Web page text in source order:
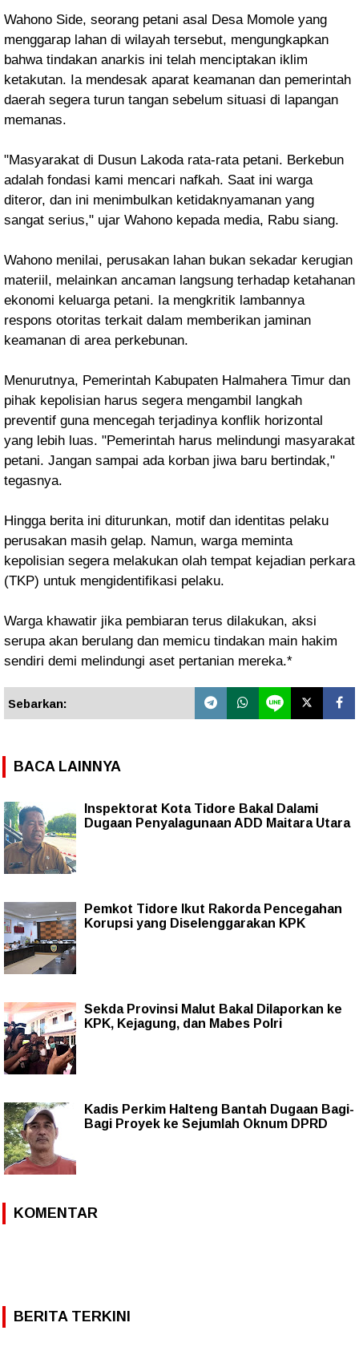
Wahono Side, seorang petani asal Desa Momole yang
menggarap lahan di wilayah tersebut, mengungkapkan
bahwa tindakan anarkis ini telah menciptakan iklim
ketakutan. Ia mendesak aparat keamanan dan pemerintah
daerah segera turun tangan sebelum situasi di lapangan
memanas.
"Masyarakat di Dusun Lakoda rata-rata petani. Berkebun
adalah fondasi kami mencari nafkah. Saat ini warga
diteror, dan ini menimbulkan ketidaknyamanan yang
sangat serius," ujar Wahono kepada media, Rabu siang.
Wahono menilai, perusakan lahan bukan sekadar kerugian
materiil, melainkan ancaman langsung terhadap ketahanan
ekonomi keluarga petani. Ia mengkritik lambannya
respons otoritas terkait dalam memberikan jaminan
keamanan di area perkebunan.
Menurutnya, Pemerintah Kabupaten Halmahera Timur dan
pihak kepolisian harus segera mengambil langkah
preventif guna mencegah terjadinya konflik horizontal
yang lebih luas. "Pemerintah harus melindungi masyarakat
petani. Jangan sampai ada korban jiwa baru bertindak,"
tegasnya.
Hingga berita ini diturunkan, motif dan identitas pelaku
perusakan masih gelap. Namun, warga meminta
kepolisian segera melakukan olah tempat kejadian perkara
(TKP) untuk mengidentifikasi pelaku.
Warga khawatir jika pembiaran terus dilakukan, aksi
serupa akan berulang dan memicu tindakan main hakim
sendiri demi melindungi aset pertanian mereka.*
Sebarkan:
BACA LAINNYA
Inspektorat Kota Tidore Bakal Dalami
Dugaan Penyalagunaan ADD Maitara Utara
Pemkot Tidore Ikut Rakorda Pencegahan
Korupsi yang Diselenggarakan KPK
Sekda Provinsi Malut Bakal Dilaporkan ke
KPK, Kejagung, dan Mabes Polri
Kadis Perkim Halteng Bantah Dugaan Bagi-
Bagi Proyek ke Sejumlah Oknum DPRD
KOMENTAR
BERITA TERKINI